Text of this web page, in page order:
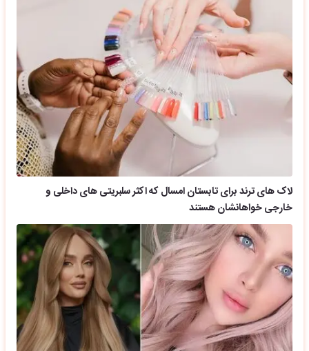
لاک های ترند برای تابستان امسال که اکثر سلبریتی های داخلی و
خارجی خواهانشان هستند